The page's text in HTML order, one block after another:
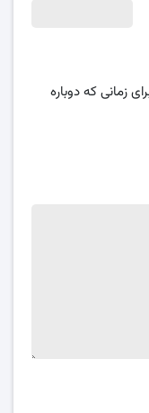
زمانی که دوباره